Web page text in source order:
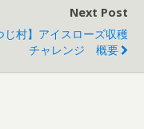
Next Post
じ村】アイスローズ収穫
チャレンジ 概要